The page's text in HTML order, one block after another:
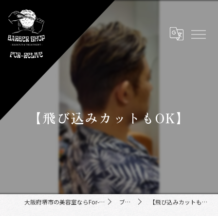
【飛び込みカットもOK】
大阪府堺市の美容室ならFor-Relive ブログ 【飛び込みカットもOK】